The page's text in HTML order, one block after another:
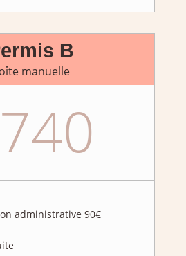
B
manuelle
administrative 90€